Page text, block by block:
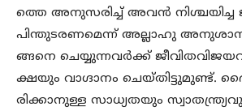
ത്തെ അനുസരിച്ച് അവൻ നിശ്ചയിച്ച
പിന്തുടരണമെന്ന് അല്ലാഹു
ങ്ങനെ ചെയ്യുന്നവർക്ക്
ക്ഷയും വാഗ്ദാനം ചെയ്തിട്ടുമുണ്ട്.
രിക്കാനുള്ള സാധ്യതയും